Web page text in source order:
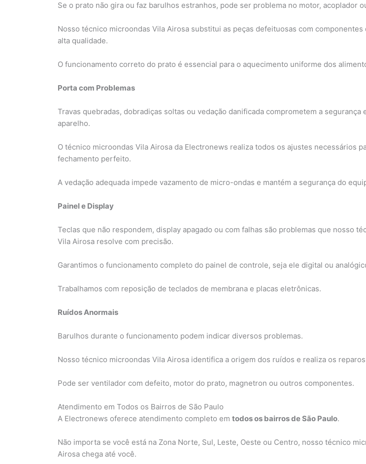
Se o prato não gira ou faz barulhos estranhos, pode ser problema no motor, acoplador
Nosso técnico microondas Vila Airosa substitui as peças defeituosas com componentes
alta qualidade.
O funcionamento correto do prato é essencial para o aquecimento uniforme dos
Porta com Problemas
Travas quebradas, dobradiças soltas ou vedação danificada comprometem a segurança
aparelho.
O técnico microondas Vila Airosa da Electronews realiza todos os ajustes necessários
fechamento perfeito.
A vedação adequada impede vazamento de micro-ondas e mantém a segurança do
Painel e Display
Teclas que não respondem, display apagado ou com falhas são problemas que nosso
Vila Airosa resolve com precisão.
Garantimos o funcionamento completo do painel de controle, seja ele digital ou
Trabalhamos com reposição de teclados de membrana e placas eletrônicas.
Ruídos Anormais
Barulhos durante o funcionamento podem indicar diversos problemas.
Nosso técnico microondas Vila Airosa identifica a origem dos ruídos e realiza os
Pode ser ventilador com defeito, motor do prato, magnetron ou outros componentes.
Atendimento em Todos os Bairros de São Paulo
A Electronews oferece atendimento completo em todos os bairros de São Paulo.
Não importa se você está na Zona Norte, Sul, Leste, Oeste ou Centro, nosso técnico
Airosa chega até você.